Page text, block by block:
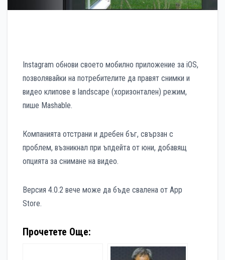
Instagram обнови своето мобилно приложение за iOS,
позволявайки на потребителите да правят снимки и
видео клипове в landscape (хоризонтален) режим,
пише Mashable.
Компанията отстрани и дребен бъг, свързан с
проблем, възникнал при ъпдейта от юни, добавящ
опцията за снимане на видео.
Версия 4.0.2 вече може да бъде свалена от App
Store.
Прочетете Още: